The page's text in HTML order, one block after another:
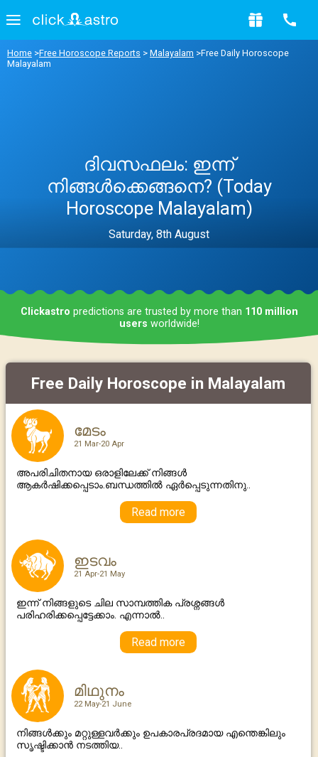
Home >Free Horoscope Reports > Malayalam >Free Daily Horoscope
Malayalam
ദിവസഫലം: ഇന്ന്
നിങ്ങൾക്കെങ്ങനെ? (Today
Horoscope Malayalam)
Saturday, 8th August
Clickastro predictions are trusted by more than 110 million
users worldwide!
Free Daily Horoscope in Malayalam
മേടം
21 Mar-20 Apr
അപരിചിതനായ ഒരാളിലേക്ക് നിങ്ങൾ
ആകർഷിക്കപ്പെടാം.ബന്ധത്തില്‍ ഏര്‍പ്പെടുന്നതിനു..
Read more
ഇടവം
21 Apr-21 May
ഇന്ന് നിങ്ങളുടെ ചില സാമ്പത്തിക പ്രശ്നങ്ങൾ
പരിഹരിക്കപ്പെട്ടേക്കാം. എന്നാല്‍..
Read more
മിഥുനം
22 May-21 June
നിങ്ങൾക്കും മറ്റുള്ളവർക്കും ഉപകാരപ്രദമായ എന്തെങ്കിലും
സൃഷ്ടിക്കാൻ നടത്തിയ..